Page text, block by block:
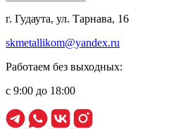
г. Гудаута, ул. Тарнава, 16
skmetallikom@yandex.ru
Работаем без выходных:
с 9:00 до 18:00